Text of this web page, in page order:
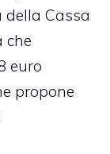
Cassa
che
euro
propone